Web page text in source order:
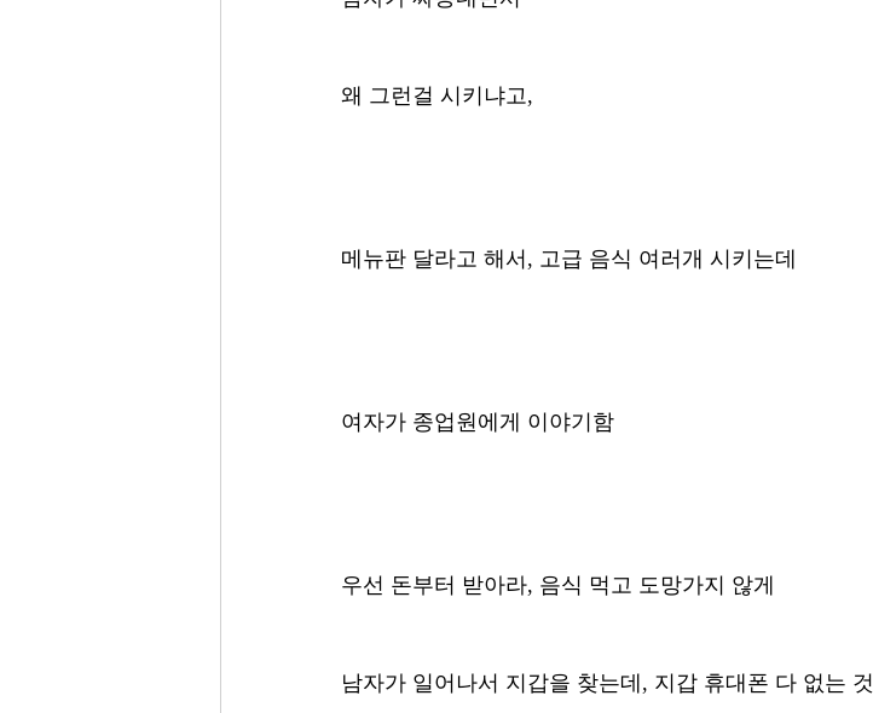
왜 그런걸 시키냐고,
메뉴판 달라고 해서, 고급 음식 여러개 시키는데
여자가 종업원에게 이야기함
우선 돈부터 받아라, 음식 먹고 도망가지 않게
남자가 일어나서 지갑을 찾는데, 지갑 휴대폰 다 없는 것